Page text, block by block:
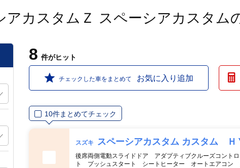
アカスタムＺ スペーシアカスタム
8 件がヒット
チェックした車をまとめて お気に入り追加
10件まとめてチェック
スズキ スペーシアカスタム カスタム
後席両側電動スライドドア アダプティブクルーズコント
ト プッシュスタート シートヒーター オートエアコン